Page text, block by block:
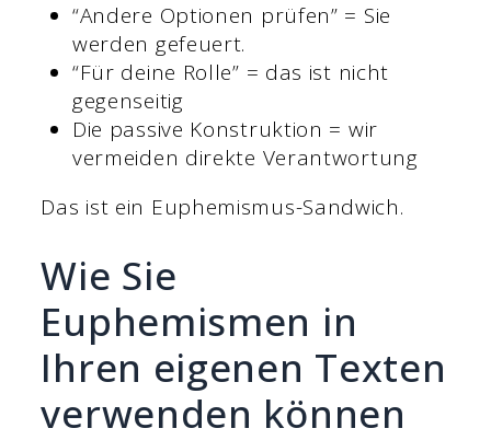
“Andere Optionen prüfen” = Sie
werden gefeuert.
“Für deine Rolle” = das ist nicht
gegenseitig
Die passive Konstruktion = wir
vermeiden direkte Verantwortung
Das ist ein Euphemismus-Sandwich.
Wie Sie
Euphemismen in
Ihren eigenen Texten
verwenden können